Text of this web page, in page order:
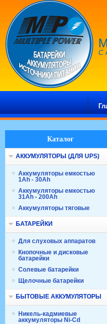
С
Каталог
АККУМУЛЯТОРЫ (ДЛЯ UPS)
Аккумуляторы емкостью
1Ah - 30Ah
Аккумуляторы емкостью
31Ah - 200Ah
Аккумуляторы тяговые
БАТАРЕЙКИ
Для слуховых аппаратов
Кнопочные и дисковые
батарейки
Солевые батарейки
Щелочные батарейки
БЫТОВЫЕ АККУМУЛЯТОРЫ
Никель-кадмиевые
аккумуляторы Ni-Cd